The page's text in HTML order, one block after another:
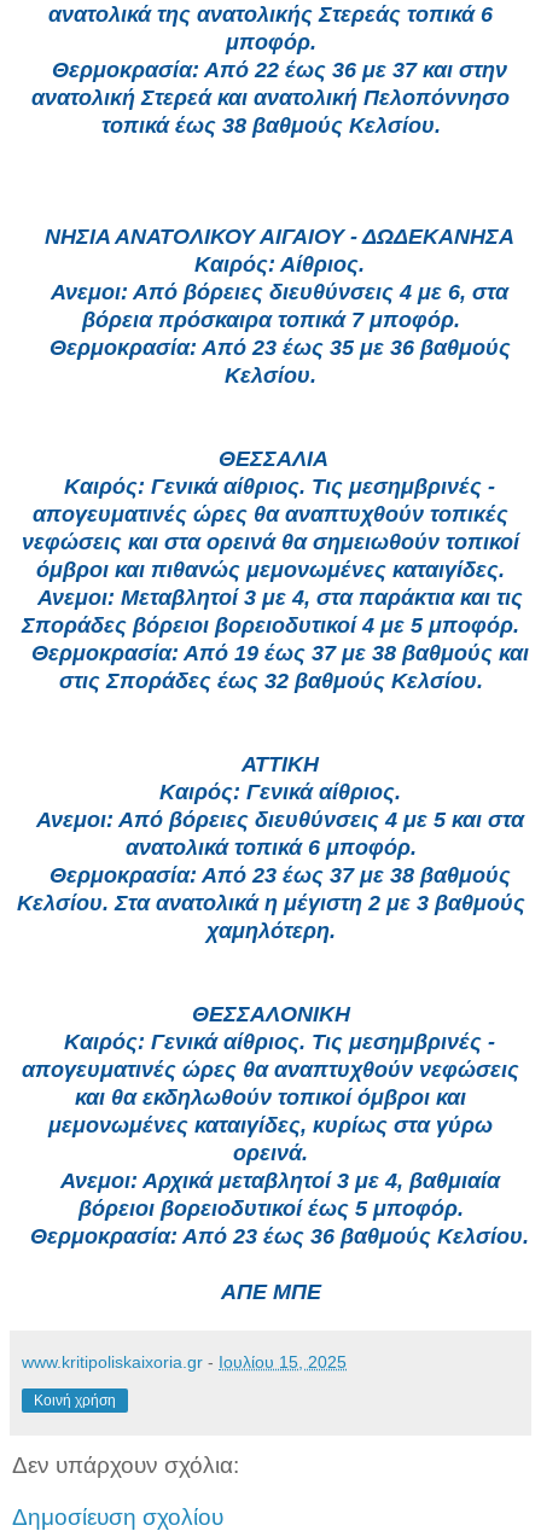
ανατολικά της ανατολικής Στερεάς τοπικά 6
μποφόρ.
Θερμοκρασία: Από 22 έως 36 με 37 και στην
ανατολική Στερεά και ανατολική Πελοπόννησο
τοπικά έως 38 βαθμούς Κελσίου.
ΝΗΣΙΑ ΑΝΑΤΟΛΙΚΟΥ ΑΙΓΑΙΟΥ - ΔΩΔΕΚΑΝΗΣΑ
Καιρός: Αίθριος.
Ανεμοι: Από βόρειες διευθύνσεις 4 με 6, στα
βόρεια πρόσκαιρα τοπικά 7 μποφόρ.
Θερμοκρασία: Από 23 έως 35 με 36 βαθμούς
Κελσίου.
ΘΕΣΣΑΛΙΑ
Καιρός: Γενικά αίθριος. Τις μεσημβρινές -
απογευματινές ώρες θα αναπτυχθούν τοπικές
νεφώσεις και στα ορεινά θα σημειωθούν τοπικοί
όμβροι και πιθανώς μεμονωμένες καταιγίδες.
Ανεμοι: Μεταβλητοί 3 με 4, στα παράκτια και τις
Σποράδες βόρειοι βορειοδυτικοί 4 με 5 μποφόρ.
Θερμοκρασία: Από 19 έως 37 με 38 βαθμούς και
στις Σποράδες έως 32 βαθμούς Κελσίου.
ΑΤΤΙΚΗ
Καιρός: Γενικά αίθριος.
Ανεμοι: Από βόρειες διευθύνσεις 4 με 5 και στα
ανατολικά τοπικά 6 μποφόρ.
Θερμοκρασία: Από 23 έως 37 με 38 βαθμούς
Κελσίου. Στα ανατολικά η μέγιστη 2 με 3 βαθμούς
χαμηλότερη.
ΘΕΣΣΑΛΟΝΙΚΗ
Καιρός: Γενικά αίθριος. Τις μεσημβρινές -
απογευματινές ώρες θα αναπτυχθούν νεφώσεις
και θα εκδηλωθούν τοπικοί όμβροι και
μεμονωμένες καταιγίδες, κυρίως στα γύρω
ορεινά.
Ανεμοι: Αρχικά μεταβλητοί 3 με 4, βαθμιαία
βόρειοι βορειοδυτικοί έως 5 μποφόρ.
Θερμοκρασία: Από 23 έως 36 βαθμούς Κελσίου.
ΑΠΕ ΜΠΕ
www.kritipoliskaixoria.gr - Ιουλίου 15, 2025
Κοινή χρήση
Δεν υπάρχουν σχόλια:
Δημοσίευση σχολίου